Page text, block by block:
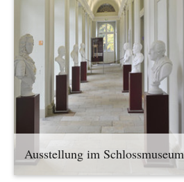
Ausstellung im Schlossmuseum